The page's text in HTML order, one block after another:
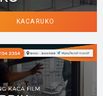
KACA RUKO